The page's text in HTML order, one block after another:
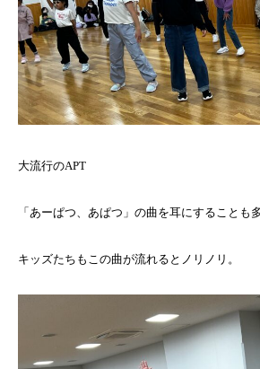
大流行のAPT
「あーぱつ、あぱつ」の曲を耳にすることも
キッズたちもこの曲が流れるとノリノリ。